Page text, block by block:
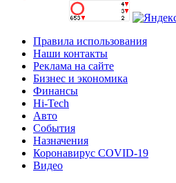
Правила использования
Наши контакты
Реклама на сайте
Бизнес и экономика
Финансы
Hi-Tech
Авто
События
Назначения
Коронавирус COVID-19
Видео